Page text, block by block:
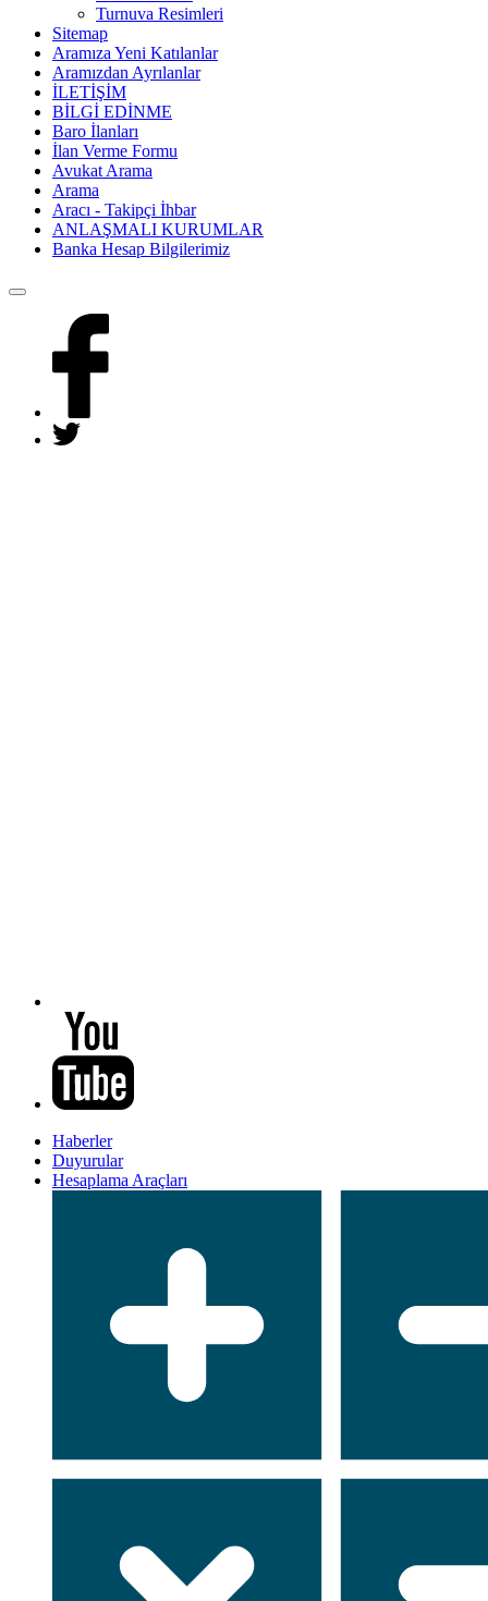
Turnuva Resimleri
Sitemap
Aramıza Yeni Katılanlar
Aramızdan Ayrılanlar
İLETİŞİM
BİLGİ EDİNME
Baro İlanları
İlan Verme Formu
Avukat Arama
Arama
Aracı - Takipçi İhbar
ANLAŞMALI KURUMLAR
Banka Hesap Bilgilerimiz
Haberler
Duyurular
Hesaplama Araçları